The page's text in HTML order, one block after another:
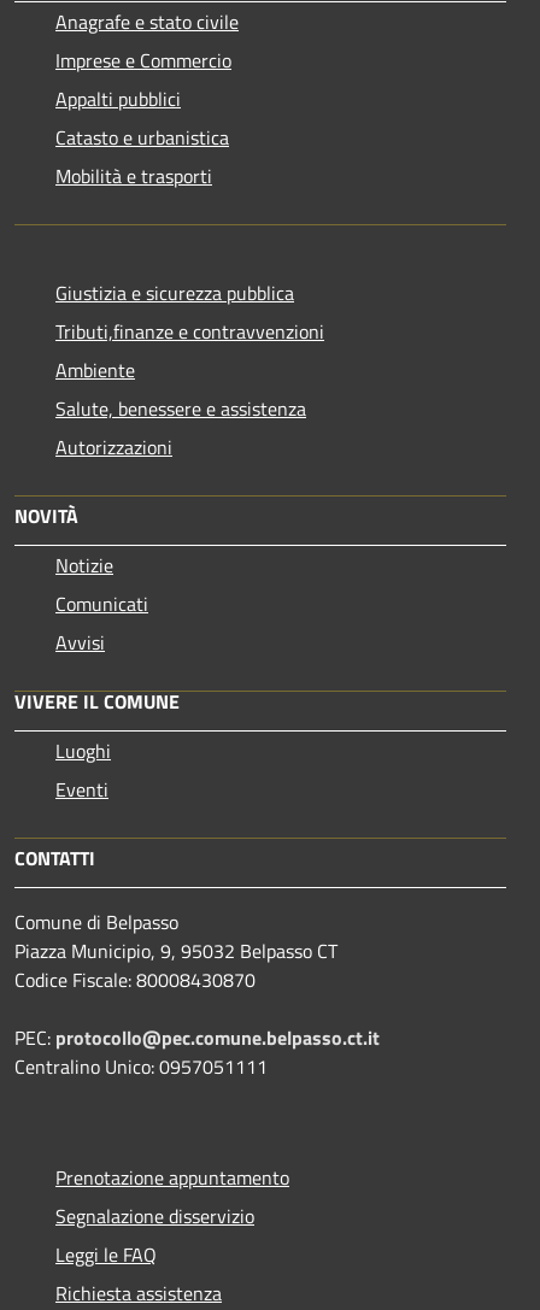
Anagrafe e stato civile
Imprese e Commercio
Appalti pubblici
Catasto e urbanistica
Mobilità e trasporti
Giustizia e sicurezza pubblica
Tributi,finanze e contravvenzioni
Ambiente
Salute, benessere e assistenza
Autorizzazioni
NOVITÀ
Notizie
Comunicati
Avvisi
VIVERE IL COMUNE
Luoghi
Eventi
CONTATTI
Comune di Belpasso
Piazza Municipio, 9, 95032 Belpasso CT
Codice Fiscale: 80008430870
PEC: protocollo@pec.comune.belpasso.ct.it
Centralino Unico: 0957051111
Prenotazione appuntamento
Segnalazione disservizio
Leggi le FAQ
Richiesta assistenza